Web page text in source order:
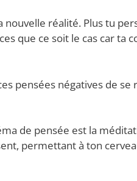
réalité. Plus tu
que ce soit le cas car ta
pensées négatives de
de pensée est la
permettant à ton